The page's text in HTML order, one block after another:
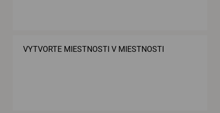
VYTVORTE MIESTNOSTI V MIESTNOSTI